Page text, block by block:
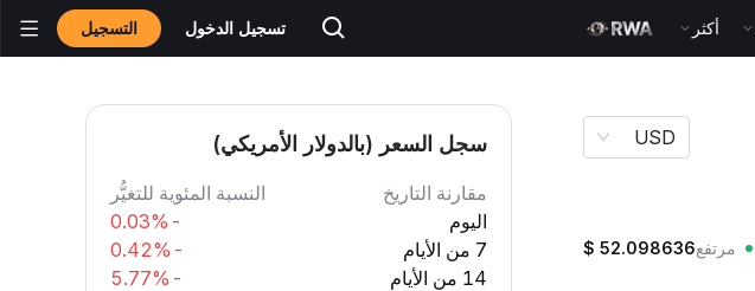
أكثر تسجيل الدخول التسجيل
USD
مرتفع $ 52.098636
سجل السعر (بالدولار الأمريكي)
مقارنة التاريخ
النسبة المئوية للتغيُّر
اليوم
-0.03%
7 من الأيام
-0.42%
14 من الأيام
-5.77%